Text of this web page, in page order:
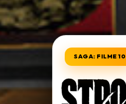
Minha Lista
Pesquisar
SAGA: FILME 10